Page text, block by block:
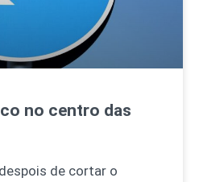
no centro das
de cortar o